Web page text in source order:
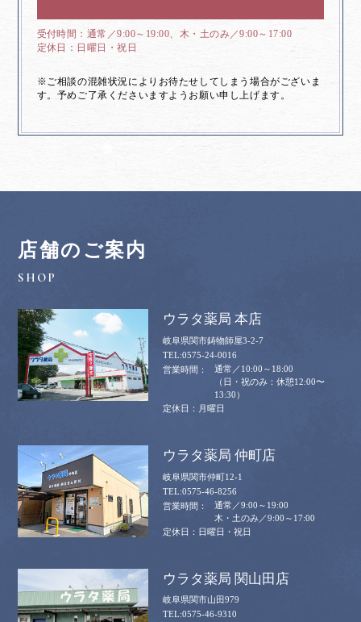
通常／9:00～19:00、木・土のみ／9:00～17:00
日曜日・祝日
※ご相談の混雑状況によりお待たせしてしまう場合がございま
す。予めご了承くださいますようお願い申し上げます。
店舗のご案内
ウラタ薬局 本店
岐阜県関市鋳物師屋3-2-7
0575-24-0016
通常／10:00～18:00
（日・祝のみ：休憩12:00〜
13:30）
月曜日
ウラタ薬局 仲町店
岐阜県関市仲町12-1
0575-46-8256
通常／9:00～19:00
木・土のみ／9:00～17:00
日曜日・祝日
ウラタ薬局 関山田店
岐阜県関市山田979
0575-46-9310